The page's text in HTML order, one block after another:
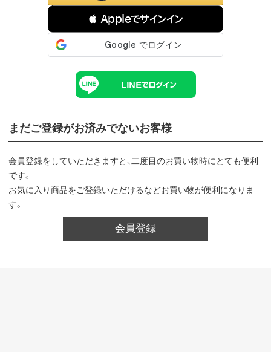
 Appleでサインイン
まだご登録がお済みでないお客様
会員登録をしていただきますと、二度目のお買い物時にとても便利
です。
お気に入り商品をご登録いただけるなどお買い物が便利になりま
す。
会員登録